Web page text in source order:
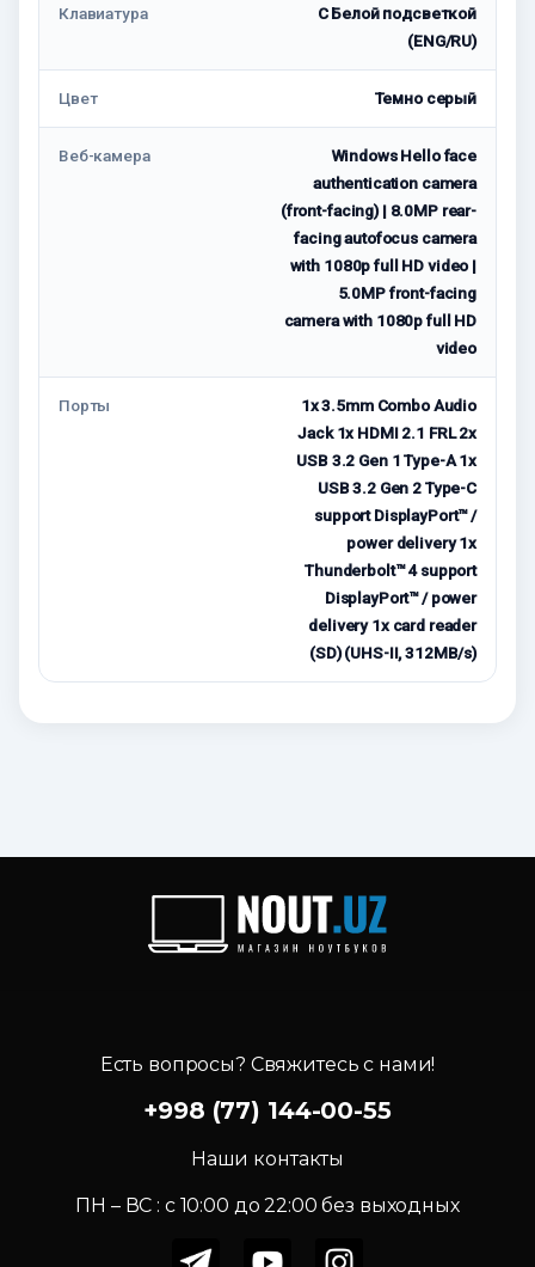
Клавиатура
С Белой подсветкой
(ENG/RU)
Цвет Темно серый
Веб-камера
Windows Hello face
authentication camera
(front-facing) | 8.0MP rear-
facing autofocus camera
with 1080p full HD video |
5.0MP front-facing
camera with 1080p full HD
video
Порты
1x 3.5mm Combo Audio
Jack 1x HDMI 2.1 FRL 2x
USB 3.2 Gen 1 Type-A 1x
USB 3.2 Gen 2 Type-C
support DisplayPort™ /
power delivery 1x
Thunderbolt™ 4 support
DisplayPort™ / power
delivery 1x card reader
(SD) (UHS-II, 312MB/s)
Есть вопросы? Свяжитесь с нами!
+998 (77) 144-00-55
Наши контакты
ПН – ВС : c 10:00 до 22:00 без выходных